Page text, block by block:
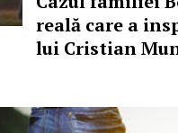
reală care a
lui Cristian